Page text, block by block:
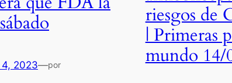
4, 2023—por
riesgos de
| Primeras
mundo 14/